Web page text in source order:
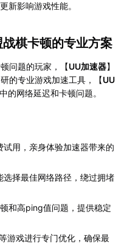
新影响游戏性能。
棋卡顿的专业方案
问题的玩家，【UU加速器】
的专业游戏加速工具，【UU
的网络延迟和卡顿问题。
试用，亲身体验加速器带来的
选择最佳网络路径，绕过拥堵
和高ping值问题，提供稳定
游戏进行专门优化，确保最